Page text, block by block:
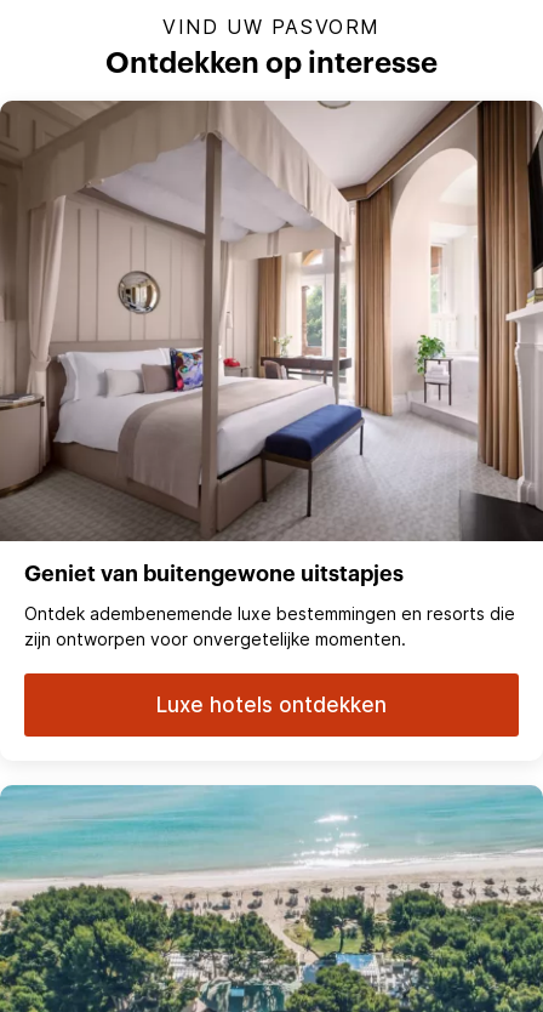
VIND UW PASVORM
Ontdekken op interesse
Geniet van buitengewone uitstapjes
Ontdek adembenemende luxe bestemmingen en resorts die
zijn ontworpen voor onvergetelijke momenten.
Luxe hotels ontdekken